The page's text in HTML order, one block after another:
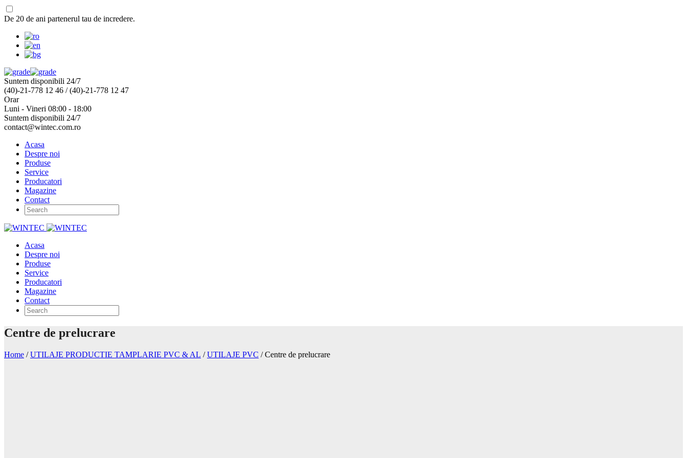
De 20 de ani partenerul tau de incredere.
Suntem disponibili 24/7
(40)-21-778 12 46 / (40)-21-778 12 47
Orar
Luni - Vineri 08:00 - 18:00
Suntem disponibili 24/7
contact@wintec.com.ro
Acasa
Despre noi
Produse
Service
Producatori
Magazine
Contact
Acasa
Despre noi
Produse
Service
Producatori
Magazine
Contact
Centre de prelucrare
Home /UTILAJE PRODUCTIE TAMPLARIE PVC & AL /UTILAJE PVC /Centre de prelucrare